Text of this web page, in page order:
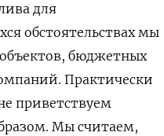
для
‌обстоятельствах мы
бюджетных
Практически
приветствуем
Мы считаем,